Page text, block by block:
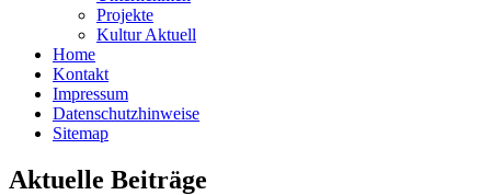
Projekte
Kultur Aktuell
Home
Kontakt
Impressum
Datenschutzhinweise
Sitemap
Aktuelle Beiträge